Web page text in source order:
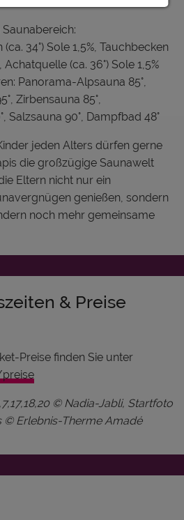
34°) Sole 1,5%, Tauchbecken
Achatquelle (ca. 36°) Sole 1,5%
Panorama-Alpsauna 85°,
Zirbensauna 85°,
Salzsauna 90°, Dampfbad 48°
jeden Alters dürfen gerne
die großzügige Saunawelt
Eltern nicht nur ein
genießen, sondern
noch mehr gemeinsame
& Preise
Preise finden Sie unter
© Nadia-Jabli, Startfoto
© Erlebnis-Therme Amadé